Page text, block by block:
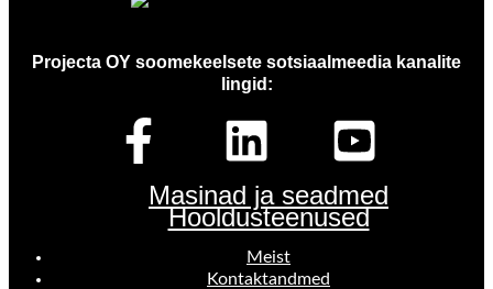
Projecta OY soomekeelsete sotsiaalmeedia kanalite
lingid:
Masinad ja seadmed
Hooldusteenused
Meist
Kontaktandmed